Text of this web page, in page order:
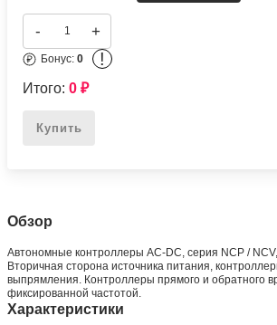
- +
Бонус:0 !
Итого:0₽
Купить
Обзор
Автономные контроллеры AC-DC, серия NCP /
Вторичная сторона источника питания,
выпрямления. Контроллеры прямого и обратного
фиксированной частотой.
Характеристики